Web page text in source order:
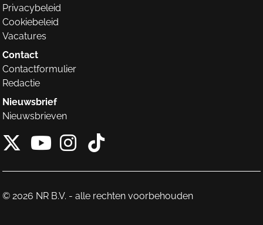
Privacybeleid
Cookiebeleid
Vacatures
Contact
Contactformulier
Redactie
Nieuwsbrief
Nieuwsbrieven
X van NieuwRechts
Instagram van
Tiktok van
© 2026 NR B.V. - alle rechten voorbehouden